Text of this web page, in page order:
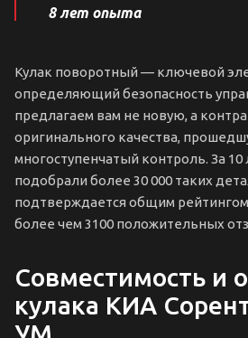
8 лет опыта
Кулак поворотный — ключевой
определяющий безопасность
предлагаем вам не новую, а
оригинального качества,
многоступенчатый контроль. За
подобрали более 30 000 таких
подтверждается общим рейтингом
более чем 3100 положительных
Совместимость и
кулака КИА